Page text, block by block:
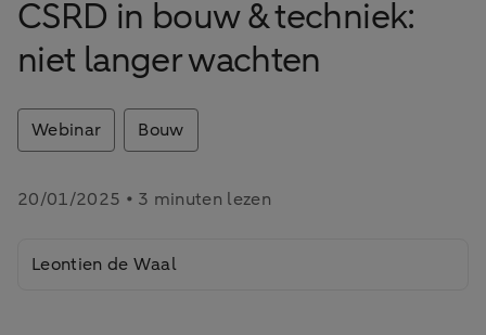
CSRD in bouw & techniek:
niet langer wachten
Webinar Bouw
20/01/2025 • 3 minuten lezen
Leontien de Waal